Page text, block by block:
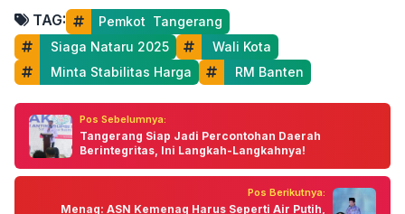
TAG:
Pemkot  Tangerang
Siaga Nataru 2025
Wali Kota
Minta Stabilitas Harga
RM Banten
Pos Sebelumnya:
Tangerang Siap Jadi Percontohan Daerah
Berintegritas, Ini Langkah-Langkahnya!
Pos Berikutnya:
Menag: ASN Kemenag Harus Seperti Air Putih,